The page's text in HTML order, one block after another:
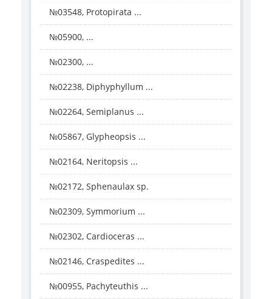
№03548, Protopirata ...
№05900, ...
№02300, ...
№02238, Diphyphyllum ...
№02264, Semiplanus ...
№05867, Glypheopsis ...
№02164, Neritopsis ...
№02172, Sphenaulax sp.
№02309, Symmorium ...
№02302, Cardioceras ...
№02146, Craspedites ...
№00955, Pachyteuthis ...